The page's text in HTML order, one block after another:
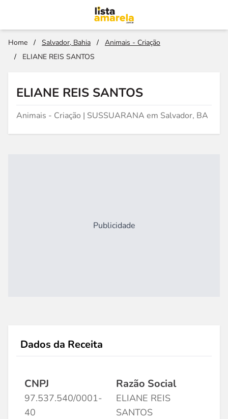
Home / Salvador, Bahia /
Animais - Criação
/
ELIANE REIS SANTOS
ELIANE REIS SANTOS
Animais - Criação | SUSSUARANA em Salvador, BA
Publicidade
Dados da Receita
CNPJ
97.537.540/0001-
40
Razão Social
ELIANE REIS
SANTOS